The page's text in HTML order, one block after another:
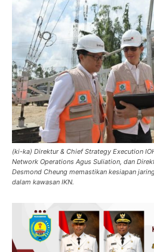
(ki-ka) Direktur & Chief Strategy Execution
Network Operations Agus Suliation, dan
Desmond Cheung memastikan kesiapan
dalam kawasan IKN.